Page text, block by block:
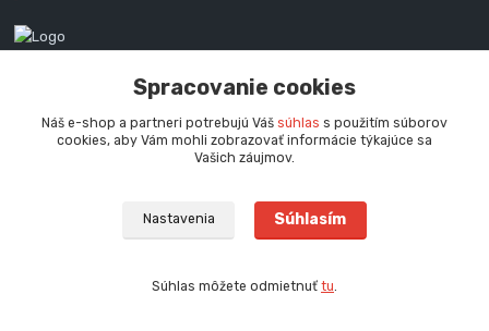
+421 905 060 020
info@redx-stany.sk
Spracovanie cookies
Náš e-shop a partneri potrebujú Váš súhlas s použitím súborov
cookies, aby Vám mohli zobrazovať informácie týkajúce sa
Vašich záujmov.
Nastavenia Súhlasím
Súhlas môžete odmietnuť tu.